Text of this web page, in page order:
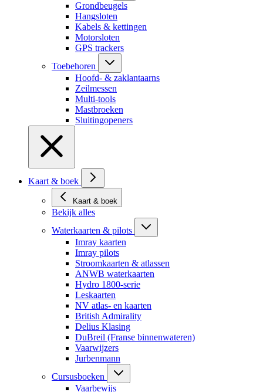
Grondbeugels
Hangsloten
Kabels & kettingen
Motorsloten
GPS trackers
Toebehoren
Hoofd- & zaklantaarns
Zeilmessen
Multi-tools
Mastbroeken
Sluitingopeners
Kaart & boek
Kaart & boek
Bekijk alles
Waterkaarten & pilots
Imray kaarten
Imray pilots
Stroomkaarten & atlassen
ANWB waterkaarten
Hydro 1800-serie
Leskaarten
NV atlas- en kaarten
British Admirality
Delius Klasing
DuBreil (Franse binnenwateren)
Vaarwijzers
Jurbenmann
Cursusboeken
Vaarbewijs